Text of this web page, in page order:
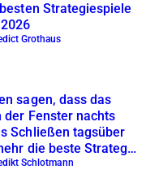
besten Strategiespiele
Grothaus
sagen, dass das
der Fenster nachts
Schließen tagsüber
die beste Strategie
Hitze ist
Schlotmann